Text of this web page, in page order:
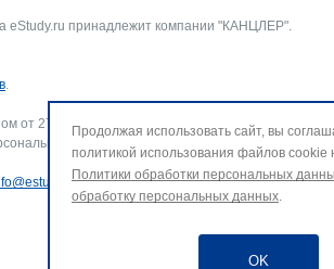
eStudy.ru принадлежит компании "КАНЦЛЕР".
.
от 27.07.2006 г. № 152-ФЗ «О персональных
данных и использование файлов cookie. В
.
Продолжая использовать сайт, вы
политикой использования файлов cookie
Политики обработки персональных
обработку персональных данных.
OK